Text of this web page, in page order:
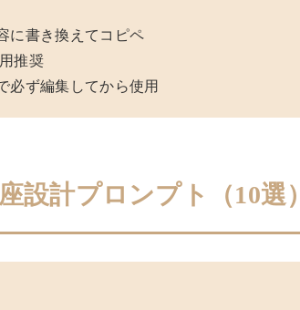
書き換えてコピペ
推奨
ず編集してから使用
設計プロンプト（10選）